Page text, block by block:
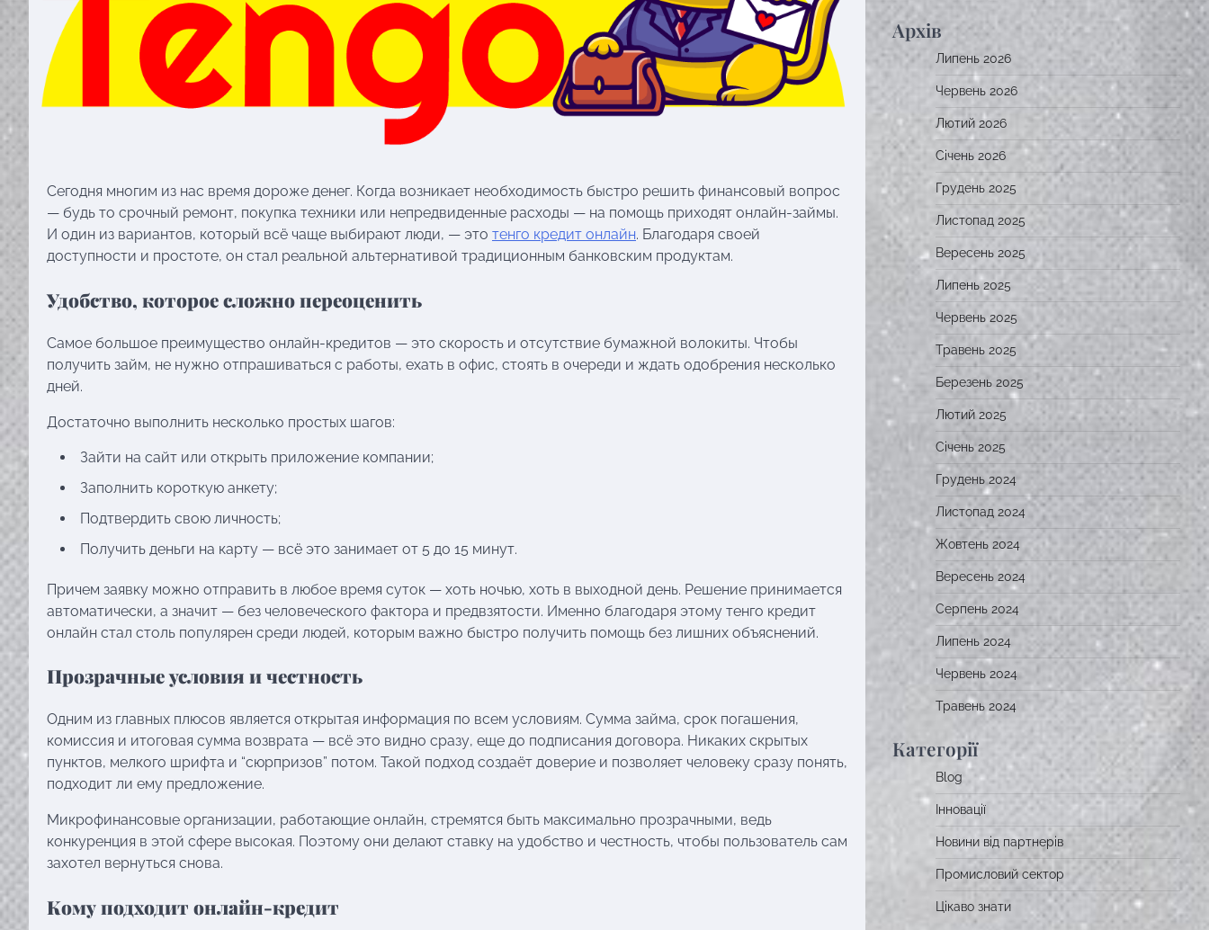
Сегодня многим из нас время дороже денег. Когда возникает необходимость быстро решить финансовый вопрос
— будь то срочный ремонт, покупка техники или непредвиденные расходы — на помощь приходят онлайн-займы.
И один из вариантов, который всё чаще выбирают люди, — это тенго кредит онлайн. Благодаря своей
доступности и простоте, он стал реальной альтернативой традиционным банковским продуктам.
Удобство, которое сложно переоценить
Самое большое преимущество онлайн-кредитов — это скорость и отсутствие бумажной волокиты. Чтобы
получить займ, не нужно отпрашиваться с работы, ехать в офис, стоять в очереди и ждать одобрения несколько
дней.
Достаточно выполнить несколько простых шагов:
Зайти на сайт или открыть приложение компании;
Заполнить короткую анкету;
Подтвердить свою личность;
Получить деньги на карту — всё это занимает от 5 до 15 минут.
Причем заявку можно отправить в любое время суток — хоть ночью, хоть в выходной день. Решение принимается
автоматически, а значит — без человеческого фактора и предвзятости. Именно благодаря этому тенго кредит
онлайн стал столь популярен среди людей, которым важно быстро получить помощь без лишних объяснений.
Прозрачные условия и честность
Одним из главных плюсов является открытая информация по всем условиям. Сумма займа, срок погашения,
комиссия и итоговая сумма возврата — всё это видно сразу, еще до подписания договора. Никаких скрытых
пунктов, мелкого шрифта и “сюрпризов” потом. Такой подход создаёт доверие и позволяет человеку сразу понять,
подходит ли ему предложение.
Микрофинансовые организации, работающие онлайн, стремятся быть максимально прозрачными, ведь
конкуренция в этой сфере высокая. Поэтому они делают ставку на удобство и честность, чтобы пользователь сам
захотел вернуться снова.
Кому подходит онлайн-кредит
Архів
Липень 2026
Червень 2026
Лютий 2026
Січень 2026
Грудень 2025
Листопад 2025
Вересень 2025
Липень 2025
Червень 2025
Травень 2025
Березень 2025
Лютий 2025
Січень 2025
Грудень 2024
Листопад 2024
Жовтень 2024
Вересень 2024
Серпень 2024
Липень 2024
Червень 2024
Травень 2024
Категорії
Blog
Інновації
Новини від партнерів
Промисловий сектор
Цікаво знати